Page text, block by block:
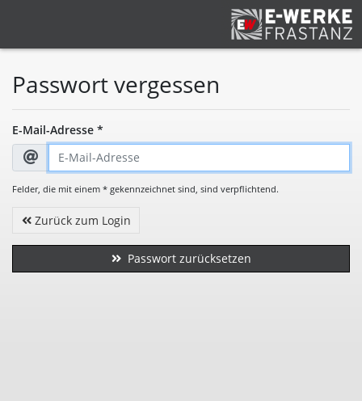
Passwort vergessen
E-Mail-Adresse *
Felder, die mit einem * gekennzeichnet sind, sind verpflichtend.
Zurück zum Login
Passwort zurücksetzen